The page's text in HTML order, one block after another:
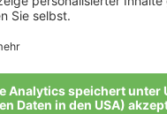
Bauern im Überblick